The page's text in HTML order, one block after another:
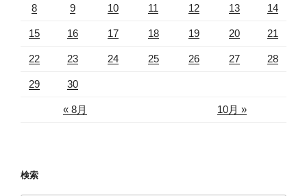
« 8月 10月 »
8 9 10 11 12 13 14
15 16 17 18 19 20 21
22 23 24 25 26 27 28
29 30
検索